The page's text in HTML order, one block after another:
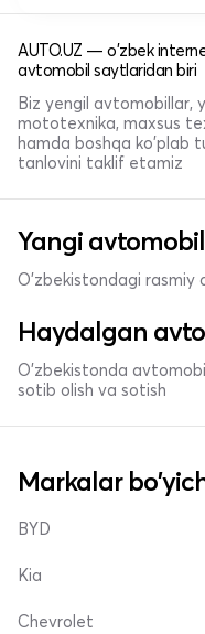
AUTO.UZ — o'zbek
avtomobil saytlaridan biri
Biz yengil avtomobillar,
mototexnika, maxsus
hamda boshqa ko'plab
tanlovini taklif etamiz
Yangi
O'zbekistondagi rasmiy
Haydalgan
O'zbekistonda
sotib olish va sotish
Markalar
BYD
Kia
Chevrolet